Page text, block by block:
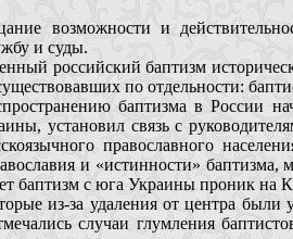
возможности и
и суды.
российский баптизм
по отдельности:
баптизма в России
установил связь с
православного
и «истинности»
баптизм с юга Украины проник
из-за удаления от центра были
случаи глумления